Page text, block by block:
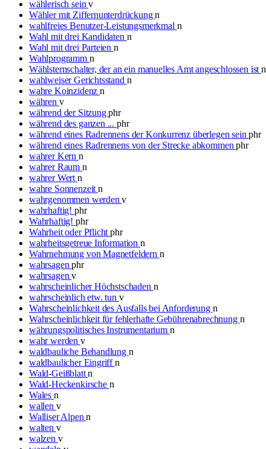
wählerisch seinv
Wähler mit Ziffernunterdrückungn
wahlfreies Benutzer-Leistungsmerkmal n
Wahl mit drei Kandidaten n
Wahl mit drei Parteien n
Wahlprogramm n
Wählsternschalter, der an ein manuelles Amt angeschlossen istn
wahlweiser Gerichtsstand n
wahre Koinzidenzn
währen v
während der Sitzungphr
während des ganzen ... phr
während eines Radrennens der Konkurrenz überlegen seinphr
während eines Radrennens von der Strecke abkommenphr
wahrer Kern n
wahrer Raum n
wahrer Wert n
wahre Sonnenzeitn
wahrgenommen werdenv
wahrhaftig! phr
Wahrhaftig! phr
Wahrheit oder Pflichtphr
wahrheitsgetreue Information n
Wahrnehmung von Magnetfeldern n
wahrsagenphr
wahrsagenv
wahrscheinlicher Höchstschaden n
wahrscheinlich etw. tun v
Wahrscheinlichkeit des Ausfalls bei Anforderung n
Wahrscheinlichkeit für fehlerhafte Gebührenabrechnung n
währungspolitisches Instrumentarium n
wahr werden v
waldbauliche Behandlung n
waldbaulicher Eingriffn
Wald-Geißblattn
Wald-Heckenkirsche n
Wales n
wallen v
Walliser Alpenn
walten v
walzen v